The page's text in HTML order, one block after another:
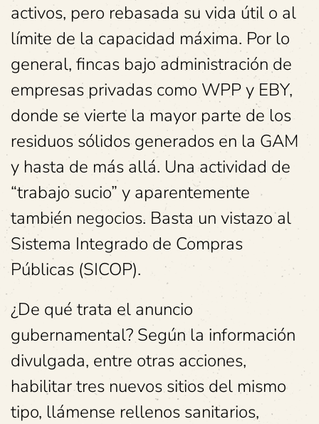
activos, pero rebasada su vida útil o al
límite de la capacidad máxima. Por lo
general, fincas bajo administración de
empresas privadas como WPP y EBY,
donde se vierte la mayor parte de los
residuos sólidos generados en la GAM
y hasta de más allá. Una actividad de
“trabajo sucio” y aparentemente
también negocios. Basta un vistazo al
Sistema Integrado de Compras
Públicas (SICOP).
¿De qué trata el anuncio
gubernamental? Según la información
divulgada, entre otras acciones,
habilitar tres nuevos sitios del mismo
tipo, llámense rellenos sanitarios,